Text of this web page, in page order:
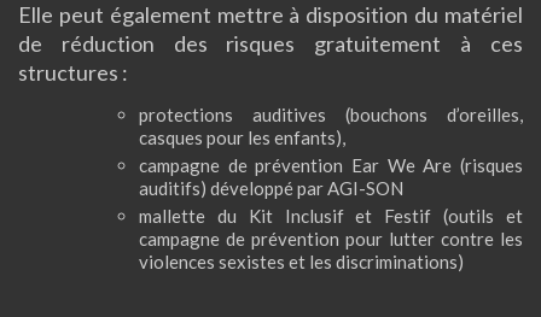
Elle peut également mettre à disposition du matériel
de réduction des risques gratuitement à ces
structures :
protections auditives (bouchons d’oreilles,
casques pour les enfants),
campagne de prévention Ear We Are (risques
auditifs) développé par AGI-SON
mallette du Kit Inclusif et Festif (outils et
campagne de prévention pour lutter contre les
violences sexistes et les discriminations)